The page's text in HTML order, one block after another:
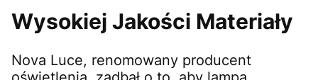
Wysokiej Jakości Materiały
Nova Luce, renomowany producent